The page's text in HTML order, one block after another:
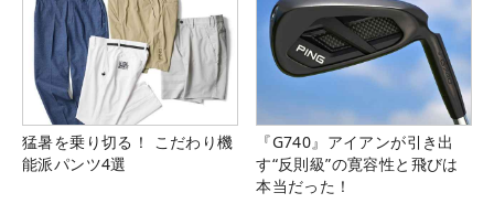
猛暑を乗り切る！ こだわり機
能派パンツ4選
『G740』アイアンが引き出
す“反則級”の寛容性と飛びは
本当だった！